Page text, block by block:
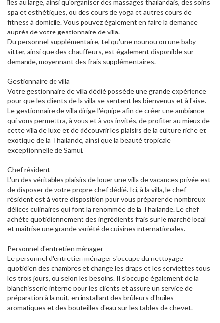
îles au large, ainsi qu'organiser des massages thaïlandais, des soins
spa et esthétiques, ou des cours de yoga et autres cours de
fitness à domicile. Vous pouvez également en faire la demande
auprès de votre gestionnaire de villa.
Du personnel supplémentaire, tel qu'une nounou ou une baby-
sitter, ainsi que des chauffeurs, est également disponible sur
demande, moyennant des frais supplémentaires.
Gestionnaire de villa
Votre gestionnaire de villa dédié possède une grande expérience
pour que les clients de la villa se sentent les bienvenus et à l'aise.
Le gestionnaire de villa dirige l'équipe afin de créer une ambiance
qui vous permettra, à vous et à vos invités, de profiter au mieux de
cette villa de luxe et de découvrir les plaisirs de la culture riche et
exotique de la Thaïlande, ainsi que la beauté tropicale
exceptionnelle de Samui.
Chef résident
L'un des véritables plaisirs de louer une villa de vacances privée est
de disposer de votre propre chef dédié. Ici, à la villa, le chef
résident est à votre disposition pour vous préparer de nombreux
délices culinaires qui font la renommée de la Thaïlande. Le chef
achète quotidiennement des ingrédients frais sur le marché local
et maîtrise une grande variété de cuisines internationales.
Personnel d'entretien ménager
Le personnel d'entretien ménager s'occupe du nettoyage
quotidien des chambres et change les draps et les serviettes tous
les trois jours, ou selon les besoins. Il s'occupe également de la
blanchisserie interne pour les clients et assure un service de
préparation à la nuit, en installant des brûleurs d'huiles
aromatiques et des bouteilles d'eau sur les tables de chevet.